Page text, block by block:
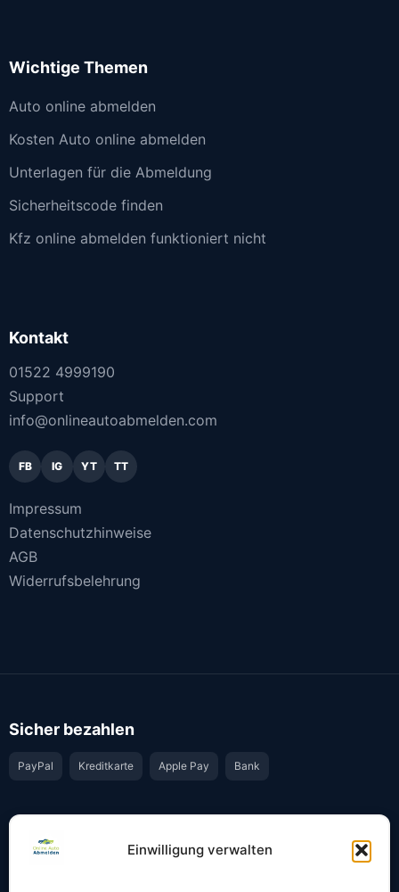
Einwilligung verwalten
Wichtige Themen
Auto online abmelden
Kosten Auto online abmelden
Unterlagen für die Abmeldung
Sicherheitscode finden
Kfz online abmelden funktioniert nicht
Kontakt
01522 4999190
Support
info@onlineautoabmelden.com
FB IG YT TT
Impressum
Datenschutzhinweise
AGB
Widerrufsbelehrung
Sicher bezahlen
PayPal Kreditkarte Apple Pay Bank